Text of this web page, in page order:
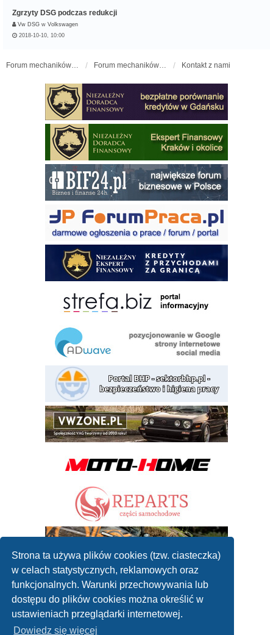
Strona ta używa plików cookies (tzw. ciasteczka)
w celach statystycznych, reklamowych oraz
funkcjonalnych. Warunki przechowywania lub
dostępu do plików cookies można określić w
ustawieniach przeglądarki internetowej.
Dowiedz się więcej
Zgrzyty DSG podczas redukcji
Vw DSG w Volkswagen
2018-10-10, 10:00
Forum mechaników samochodowych - forum-mechaniczne.pl Forum mechaników samochodowych Kontakt z nami